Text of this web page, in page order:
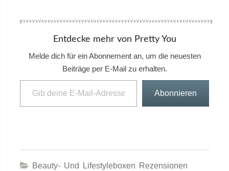
Entdecke mehr von Pretty You
Melde dich für ein Abonnement an, um die neuesten
Beiträge per E-Mail zu erhalten.
Gib deine E-Mail-Adresse ein ...
Abonnieren
Beauty- Und Lifestyleboxen Rezensionen